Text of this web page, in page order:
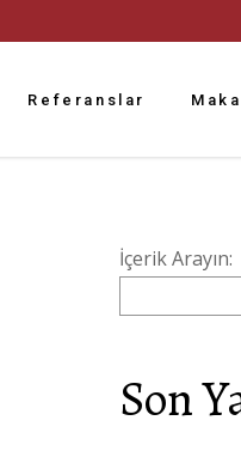
Referanslar
İçerik Arayın:
Son